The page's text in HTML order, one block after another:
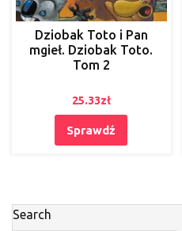
Dziobak Toto i Pan
mgieł. Dziobak Toto.
Tom 2
25.33zł
Sprawdź
Search